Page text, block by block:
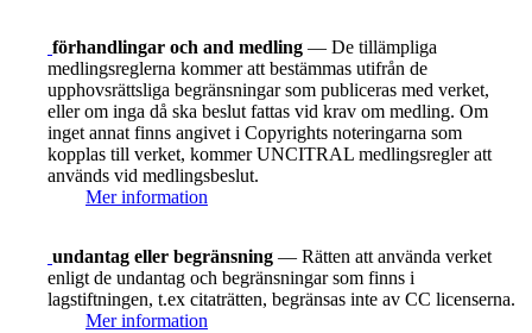
förhandlingar och and medling — De tillämpliga
medlingsreglerna kommer att bestämmas utifrån de
upphovsrättsliga begränsningar som publiceras med verket,
eller om inga då ska beslut fattas vid krav om medling. Om
inget annat finns angivet i Copyrights noteringarna som
kopplas till verket, kommer UNCITRAL medlingsregler att
används vid medlingsbeslut.
Mer information
undantag eller begränsning — Rätten att använda verket
enligt de undantag och begränsningar som finns i
lagstiftningen, t.ex citaträtten, begränsas inte av CC licenserna.
Mer information